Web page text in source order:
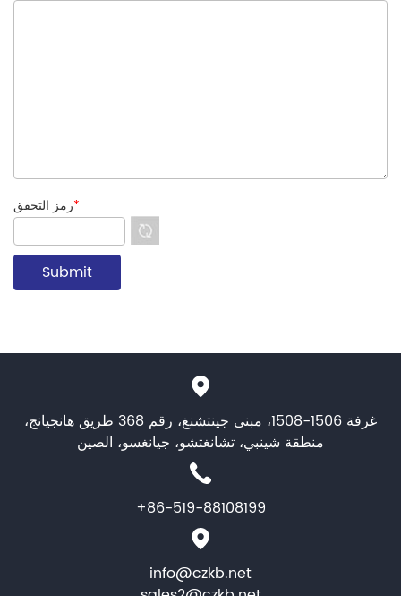
رمز التحقق*
غرفة 1506-1508، مبنى جينتشنغ، رقم 368 طريق هانجيانج،
منطقة شينبي، تشانغتشو، جيانغسو، الصين
+86-519-88108199
info@czkb.net